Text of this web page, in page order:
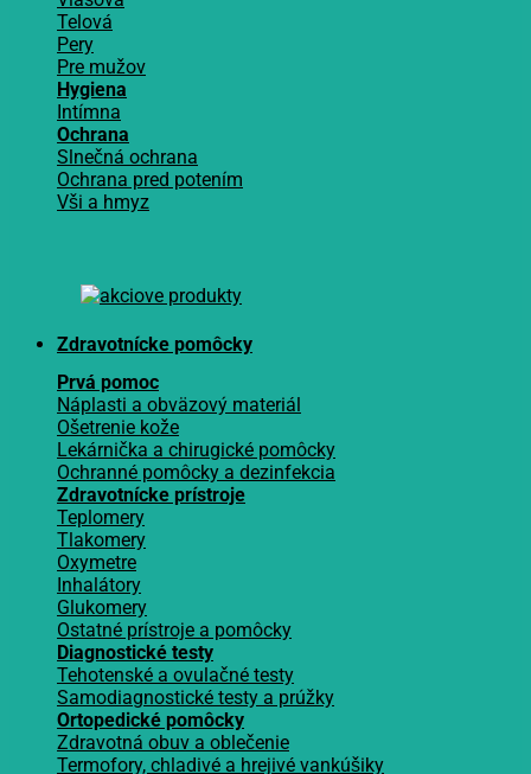
Telová
Pery
Pre mužov
Hygiena
Intímna
Ochrana
Slnečná ochrana
Ochrana pred potením
Vši a hmyz
Zdravotnícke pomôcky
Prvá pomoc
Náplasti a obväzový materiál
Ošetrenie kože
Lekárnička a chirugické pomôcky
Ochranné pomôcky a dezinfekcia
Zdravotnícke prístroje
Teplomery
Tlakomery
Oxymetre
Inhalátory
Glukomery
Ostatné prístroje a pomôcky
Diagnostické testy
Tehotenské a ovulačné testy
Samodiagnostické testy a prúžky
Ortopedické pomôcky
Zdravotná obuv a oblečenie
Termofory, chladivé a hrejivé vankúšiky